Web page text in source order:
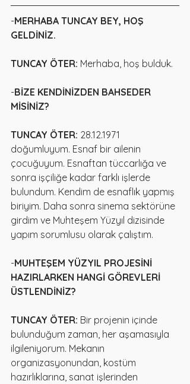
-MERHABA TUNCAY BEY, HOŞ
GELDİNİZ.
TUNCAY ÖTER: Merhaba, hoş bulduk.
-BİZE KENDİNİZDEN BAHSEDER
MİSİNİZ?
TUNCAY ÖTER: 28.12.1971
doğumluyum. Esnaf bir ailenin
çocuğuyum. Esnaftan tüccarlığa ve
sonra işçiliğe kadar farklı işlerde
bulundum. Kendim de esnaflık yapmış
biriyim. Daha sonra sinema sektörüne
girdim ve Muhteşem Yüzyıl dizisinde
yapım sorumlusu olarak çalıştım.
-MUHTEŞEM YÜZYIL PROJESİNİ
HAZIRLARKEN HANGİ GÖREVLERİ
ÜSTLENDİNİZ?
TUNCAY ÖTER: Bir projenin içinde
bulunduğum zaman, her aşamasıyla
ilgileniyorum. Mekanın
organizasyonundan, kostüm
hazırlıklarına, sanat işlerinden